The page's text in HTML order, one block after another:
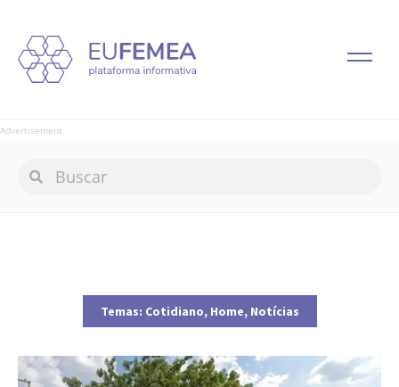
Advertisement
Temas: Cotidiano, Home, Notícias